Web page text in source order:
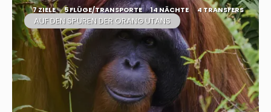
7 ZIELE 5 FLÜGE/TRANSPORTE 14 NÄCHTE 4 TRANSFERS
AUF DEN SPUREN DER ORANG UTANS